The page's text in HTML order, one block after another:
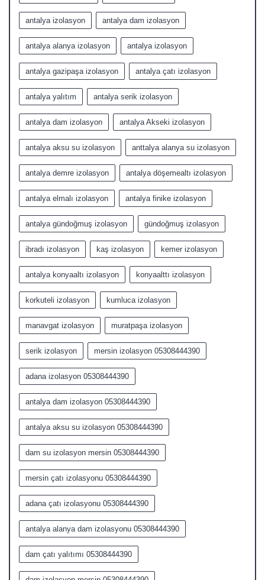
antalya izolasyon antalya dam izolasyon
antalya alanya izolasyon antalya izolasyon
antalya gazipaşa izolasyon antalya çatı izolasyon
antalya yalıtım antalya serik izolasyon
antalya dam izolasyon antalya Akseki izolasyon
antalya aksu su izolasyon anttalya alanya su izolasyon
antalya demre izolasyon antalya döşemealtı izolasyon
antalya elmalı izolasyon antalya finike izolasyon
antalya gündoğmuş izolasyon gündoğmuş izolasyon
ibradı izolasyon kaş izolasyon kemer izolasyon
antalya konyaaltı izolasyon konyaalttı izolasyon
korkuteli izolasyon kumluca izolasyon
manavgat izolasyon muratpaşa izolasyon
serik izolasyon mersin izolasyon 05308444390
adana izolasyon 05308444390
antalya dam izolasyon 05308444390
antalya aksu su izolasyon 05308444390
dam su izolasyon mersin 05308444390
mersin çatı izolasyonu 05308444390
adana çatı izolasyonu 05308444390
antalya alanya dam izolasyonu 05308444390
dam çatı yalıtımı 05308444390